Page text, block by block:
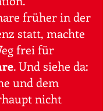
früher in der
statt, machte
frei für
. Und siehe da:
und dem
nicht